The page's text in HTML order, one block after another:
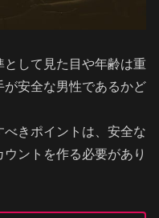
して見た目や年齢は重
安全な男性であるかど
きポイントは、安全な
ントを作る必要があり